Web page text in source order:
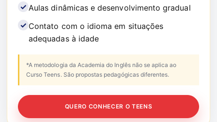
Aulas dinâmicas e desenvolvimento gradual
Contato com o idioma em situações
adequadas à idade
*A metodologia da Academia do Inglês não se aplica ao
Curso Teens. São propostas pedagógicas diferentes.
QUERO CONHECER O TEENS